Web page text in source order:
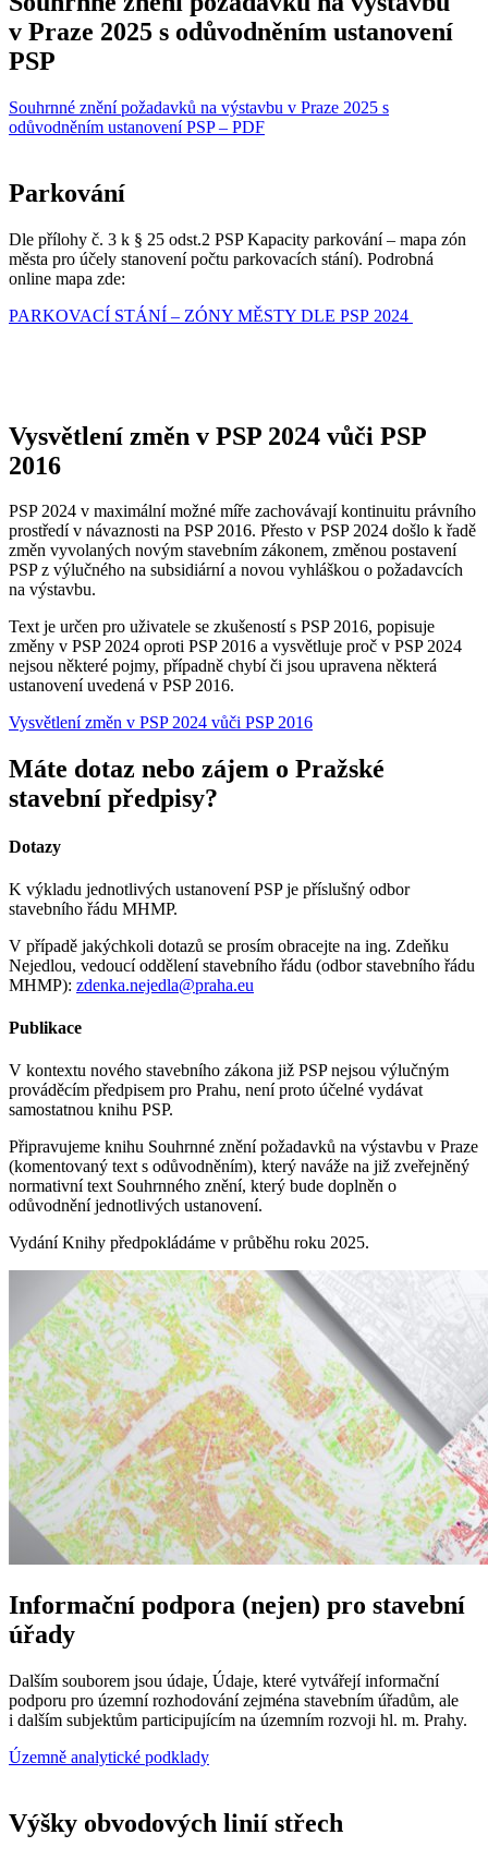
v Praze 2025 s odůvodněním ustanovení
PSP
Souhrnné znění požadavků na výstavbu v Praze 2025 s
odůvodněním ustanovení PSP – PDF
Parkování
Dle přílohy č. 3 k § 25 odst.2 PSP Kapacity parkování – mapa zón
města pro účely stanovení počtu parkovacích stání). Podrobná
online mapa zde:
PARKOVACÍ STÁNÍ – ZÓNY MĚSTY DLE PSP 2024
Vysvětlení změn v PSP 2024 vůči PSP
2016
PSP 2024 v maximální možné míře zachovávají kontinuitu právního
prostředí v návaznosti na PSP 2016. Přesto v PSP 2024 došlo k řadě
změn vyvolaných novým stavebním zákonem, změnou postavení
PSP z výlučného na subsidiární a novou vyhláškou o požadavcích
na výstavbu.
Text je určen pro uživatele se zkušeností s PSP 2016, popisuje
změny v PSP 2024 oproti PSP 2016 a vysvětluje proč v PSP 2024
nejsou některé pojmy, případně chybí či jsou upravena některá
ustanovení uvedená v PSP 2016.
Vysvětlení změn v PSP 2024 vůči PSP 2016
Máte dotaz nebo zájem o Pražské
stavební předpisy?
Dotazy
K výkladu jednotlivých ustanovení PSP je příslušný odbor
stavebního řádu MHMP.
V případě jakýchkoli dotazů se prosím obracejte na ing. Zdeňku
Nejedlou, vedoucí oddělení stavebního řádu (odbor stavebního řádu
MHMP): zdenka.nejedla@praha.eu
Publikace
V kontextu nového stavebního zákona již PSP nejsou výlučným
prováděcím předpisem pro Prahu, není proto účelné vydávat
samostatnou knihu PSP.
Připravujeme knihu Souhrnné znění požadavků na výstavbu v Praze
(komentovaný text s odůvodněním), který naváže na již zveřejněný
normativní text Souhrnného znění, který bude doplněn o
odůvodnění jednotlivých ustanovení.
Vydání Knihy předpokládáme v průběhu roku 2025.
Informační podpora (nejen) pro stavební
úřady
Dalším souborem jsou údaje, Údaje, které vytvářejí informační
podporu pro územní rozhodování zejména stavebním úřadům, ale
i dalším subjektům participujícím na územním rozvoji hl. m. Prahy.
Územně analytické podklady
Výšky obvodových linií střech